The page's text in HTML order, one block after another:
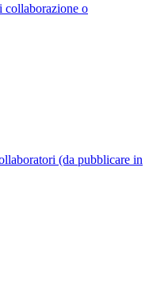
o
(da pubblicare in